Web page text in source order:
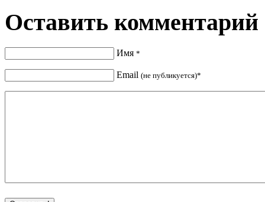
Оставить комментарий
Имя *
Email (не публикуется)*